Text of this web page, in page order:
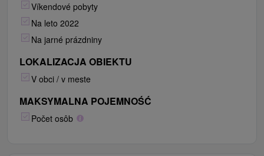
Víkendové pobyty
Na leto 2022
Na jarné prázdniny
LOKALIZACJA OBIEKTU
V obci / v meste
MAKSYMALNA POJEMNOŚĆ
Počet osôb